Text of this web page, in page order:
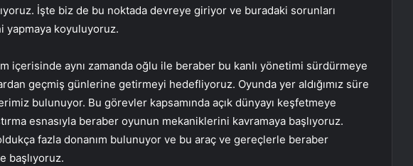
İşte biz de bu noktada devreye giriyor ve buradaki sorunları
yapmaya koyuluyoruz.
içerisinde aynı zamanda oğlu ile beraber bu kanlı yönetimi sürdürmeye
geçmiş günlerine getirmeyi hedefliyoruz. Oyunda yer aldığımız süre
bulunuyor. Bu görevler kapsamında açık dünyayı keşfetmeye
esnasıyla beraber oyunun mekaniklerini kavramaya başlıyoruz.
fazla donanım bulunuyor ve bu araç ve gereçlerle beraber
başlıyoruz.